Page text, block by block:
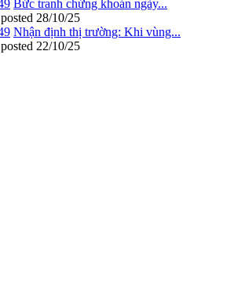
Bức tranh chứng khoán ngày...
posted 28/10/25
Nhận định thị trường: Khi vùng...
posted 22/10/25